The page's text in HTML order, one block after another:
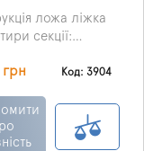
ложа ліжка
секції:
грн Код: 3904